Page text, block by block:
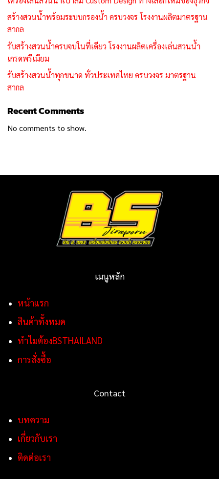
สร้างสวนน้ำพร้อมระบบกรองน้ำ ครบวงจร โรงงานผลิตมาตรฐาน
สากล
รับสร้างสวนน้ำครบจบในที่เดียว โรงงานผลิตเครื่องเล่นสวนน้ำ
เกรดพรีเมียม
รับสร้างสวนน้ำทุกขนาด ทั่วประเทศไทย ครบวงจร มาตรฐาน
สากล
Recent Comments
No comments to show.
เมนูหลัก
หน้าแรก
สินค้าทั้งหมด
ทำไมต้องBSTHAILAND
การสั่งซื้อ
Contact
บทความ
เกี่ยวกับเรา
ติดต่อเรา